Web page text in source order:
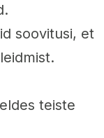
soovitusi, et
teiste